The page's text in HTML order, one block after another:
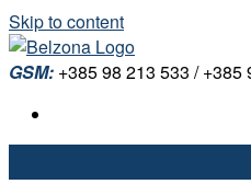
Skip to content
GSM: +385 98 213 533 / +385